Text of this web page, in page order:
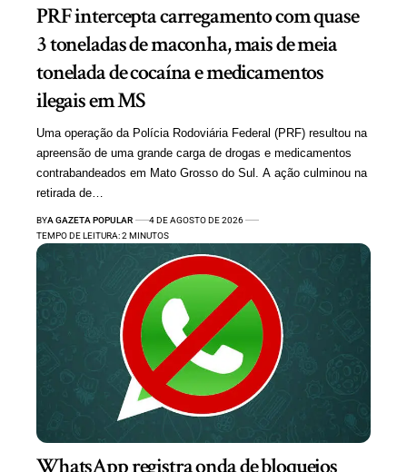
PRF intercepta carregamento com quase
3 toneladas de maconha, mais de meia
tonelada de cocaína e medicamentos
ilegais em MS
Uma operação da Polícia Rodoviária Federal (PRF) resultou na
apreensão de uma grande carga de drogas e medicamentos
contrabandeados em Mato Grosso do Sul. A ação culminou na
retirada de…
BYA GAZETA POPULAR
4 DE AGOSTO DE 2026
TEMPO DE LEITURA: 2 MINUTOS